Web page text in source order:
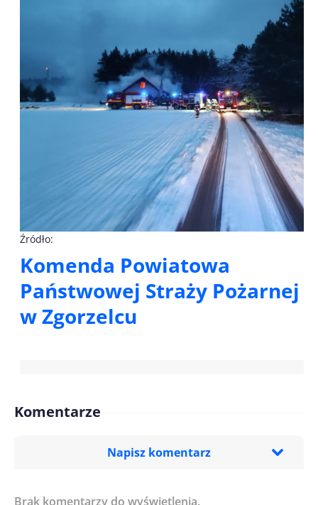
Źródło:
Komenda Powiatowa
Państwowej Straży Pożarnej
w Zgorzelcu
Komentarze
Napisz komentarz
Imię/ Nick*
Brak komentarzy do wyświetlenia.